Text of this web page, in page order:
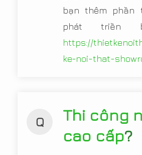
bạn thêm phần
phát triền
https://
ke-noi-that-
Q
Thi công
cao cấp?